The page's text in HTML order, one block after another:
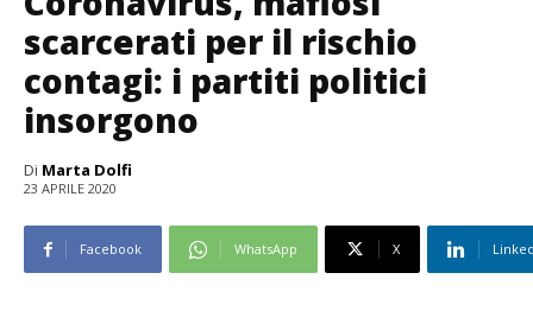
scarcerati per il rischio
contagi: i partiti politici
insorgono
Di Marta Dolfi
23 APRILE 2020
Facebook WhatsApp X